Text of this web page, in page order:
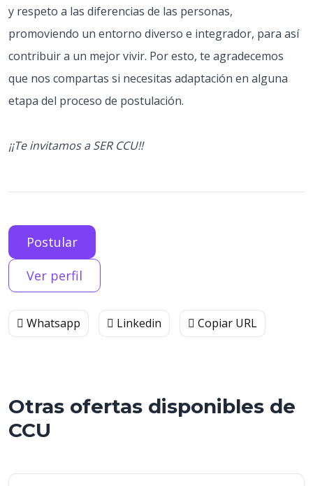
y respeto a las diferencias de las personas,
promoviendo un entorno diverso e integrador, para así
contribuir a un mejor vivir. Por esto, te agradecemos
que nos compartas si necesitas adaptación en alguna
etapa del proceso de postulación.
¡¡Te invitamos a SER CCU!!
Postular
Ver perfil
Whatsapp Linkedin Copiar URL
Otras ofertas disponibles de
CCU